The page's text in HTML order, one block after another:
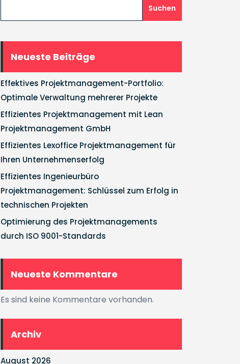
Suchen
Neueste Beiträge
Effektives Projektmanagement-Portfolio:
Optimale Verwaltung mehrerer Projekte
Effizientes Projektmanagement mit Lean
Projektmanagement GmbH
Effizientes Lexoffice Projektmanagement für
Ihren Unternehmenserfolg
Effizientes Ingenieurbüro
Projektmanagement: Schlüssel zum Erfolg in
technischen Projekten
Optimierung des Projektmanagements
durch ISO 9001-Standards
Neueste Kommentare
Es sind keine Kommentare vorhanden.
Archiv
August 2026